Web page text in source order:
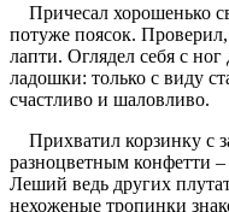
Причесал хорошенько
потуже поясок.
лапти. Оглядел себя с
ладошки: только с виду
счастливо и шаловливо.
Прихватил корзинку с
разноцветным конфетти
Леший ведь других
нехоженые тропинки